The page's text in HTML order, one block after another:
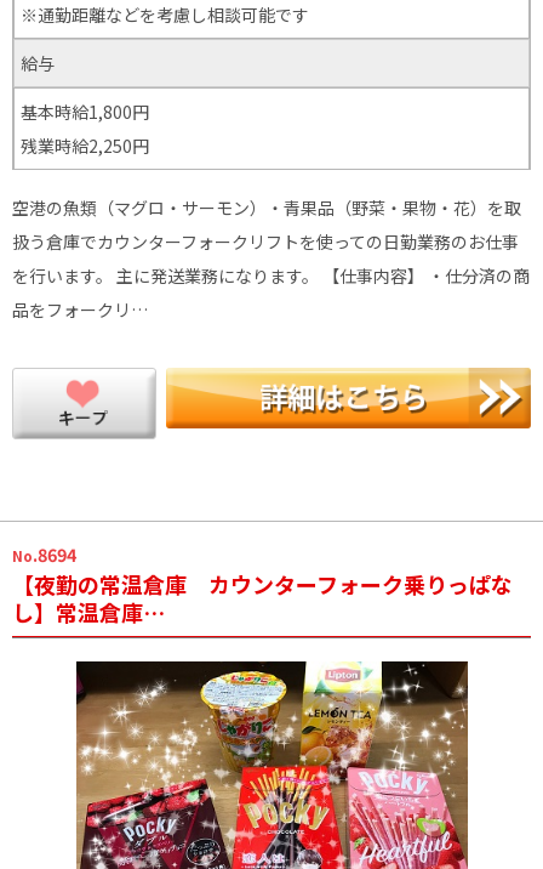
※通勤距離などを考慮し相談可能です
給与
基本時給1,800円
残業時給2,250円
空港の魚類（マグロ・サーモン）・青果品（野菜・果物・花）を取
扱う倉庫でカウンターフォークリフトを使っての日勤業務のお仕事
を行います。 主に発送業務になります。 【仕事内容】 ・仕分済の商
品をフォークリ…
No.8694
【夜勤の常温倉庫 カウンターフォーク乗りっぱな
し】常温倉庫…